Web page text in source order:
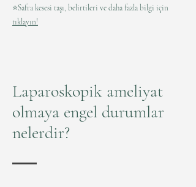
⭐️Safra kesesi taşı, belirtileri ve daha fazla bilgi için
tıklayın!
Laparoskopik ameliyat
olmaya engel durumlar
nelerdir?